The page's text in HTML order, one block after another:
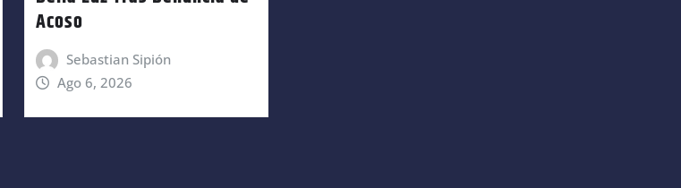
Acoso
Sebastian Sipión
Ago 6, 2026